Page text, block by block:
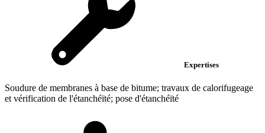
Expertises
Soudure de membranes à base de bitume; travaux de calorifugeage
et vérification de l'étanchéïté; pose d'étanchéïté